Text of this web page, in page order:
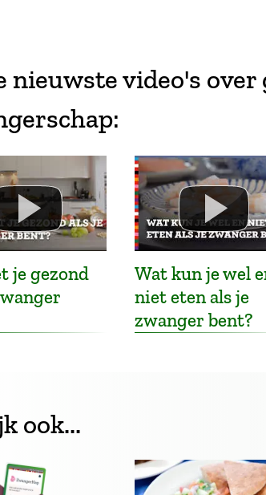
nieuwste video's
je gezond
Wat kun je wel
niet eten als je
zwanger bent?
ook...